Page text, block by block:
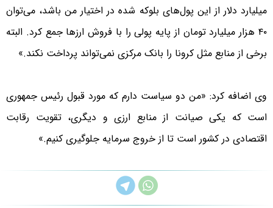
میلیارد دلار از این پول‌های بلوکه شده در اختیار من باشد، می‌توان
۴۰ هزار میلیارد تومان از پایه پولی را با فروش ارزها جمع کرد. البته
برخی از منابع مثل کرونا را بانک مرکزی نمی‌تواند پرداخت نکند.»
وی اضافه کرد: «من دو سیاست دارم که مورد قبول رئیس جمهوری
است که یکی صیانت از منابع ارزی و دیگری، تقویت رقابت
اقتصادی در کشور است تا از خروج سرمایه جلوگیری کنیم.»‌